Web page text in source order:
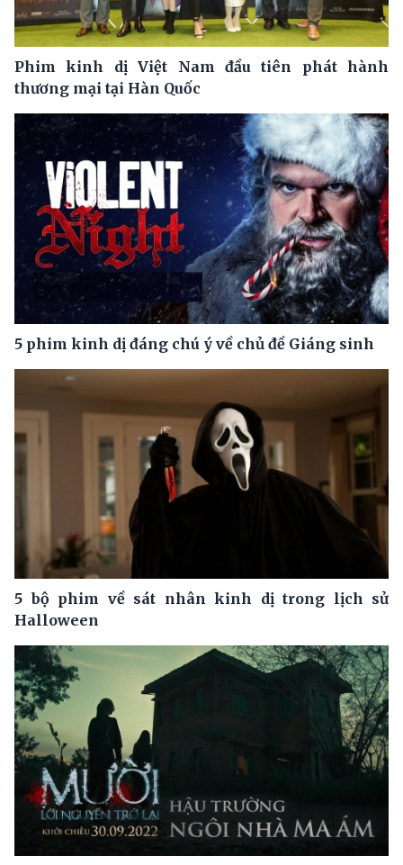
Phim kinh dị Việt Nam đầu tiên phát hành
thương mại tại Hàn Quốc
5 phim kinh dị đáng chú ý về chủ đề Giáng sinh
5 bộ phim về sát nhân kinh dị trong lịch sử
Halloween